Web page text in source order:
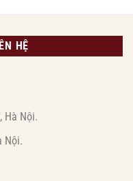
HỆ
Hà Nội.
Nội.